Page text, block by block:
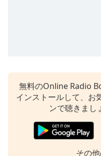
無料のOnline Radio
インストールして、お
ンで聴きまし
その